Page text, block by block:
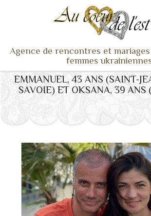
Agence de rencontres et mariages
femmes
ACCUEIL
NOS ADHÉRENTES
VU À LA TV
ACTUS
COACHING RENCONTRE
NOTRE DIFFÉRENCE
EMMANUEL, 43 ANS (SAINT-
SAVOIE) ET OKSANA, 39 ANS